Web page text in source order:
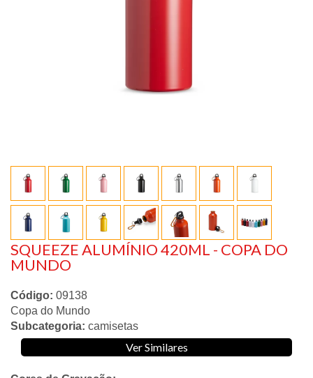
SQUEEZE ALUMÍNIO 420ML - COPA DO
MUNDO
Código: 09138
Copa do Mundo
Subcategoria: camisetas
Ver Similares